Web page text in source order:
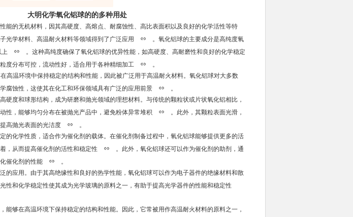
大明化学氧化铝球的的多种用处
能的无机材料，因其高硬度、高熔点、耐腐蚀性、高比表面积以及良好的化学活性等特
光学材料、高温耐火材料等领域得到了广泛应用
。氧化铝球的主要成分是高纯度氧
上
。这种高纯度确保了氧化铝球的优异性能，如高硬度、高耐磨性和良好的化学稳定
度分布可控，流动性好，适合用于各种精细加工
。
高温环境中保持稳定的结构和性能，因此被广泛用于高温耐火材料。氧化铝球对大多数
腐蚀性，这使其在化工和环保领域具有广泛的应用前景
。
硬度和球形结构，成为研磨和抛光领域的理想材料。与传统的颗粒状或片状氧化铝相比，
性，能够均匀分布在被抛光产品中，避免粉体异常堆积
。此外，其颗粒表面光滑，
高抛光表面的光洁度
。
的化学性质，适合作为催化剂的载体。在催化剂制备过程中，氧化铝球能够提供更多的活
，从而提高催化剂的活性和稳定性
。此外，氧化铝球还可以作为催化剂的助剂，通
催化剂的性能
。
的应用。由于其高绝缘性和良好的热学性能，氧化铝球可以作为电子器件的绝缘材料和散
性和化学稳定性使其成为光学玻璃的原料之一，有助于提高光学器件的性能和稳定性
能够在高温环境下保持稳定的结构和性能。因此，它常被用作高温耐火材料的原料之一，